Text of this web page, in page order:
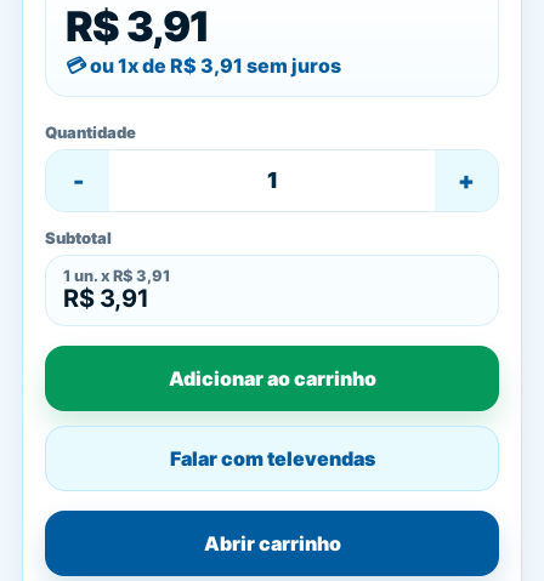
R$ 3,91
ou 1x de R$ 3,91 sem juros
Quantidade
- +
Subtotal
1 un. x R$ 3,91
R$ 3,91
Adicionar ao carrinho
Falar com televendas
Abrir carrinho